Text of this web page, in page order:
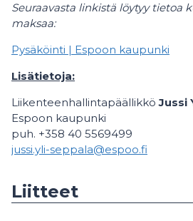
Seuraavasta linkistä löytyy tietoa
maksaa:
Pysäköinti | Espoon kaupunki
Lisätietoja:
LiikenteenhallintapäällikköJussi
Espoon kaupunki
puh. +358 40 5569499
jussi.yli-seppala@espoo.fi
Liitteet